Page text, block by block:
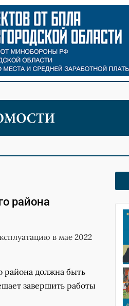
района
в мае 2022
района должна быть
завершить работы